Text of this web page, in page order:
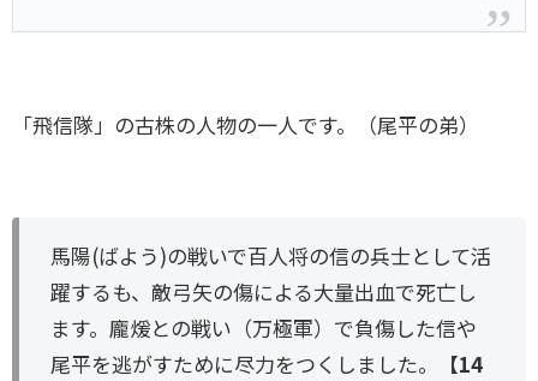
「飛信隊」の古株の人物の一人です。（尾平の弟）
馬陽(ばよう)の戦いで百人将の信の兵士として活
躍するも、敵弓矢の傷による大量出血で死亡し
ます。龐煖との戦い（万極軍）で負傷した信や
尾平を逃がすために尽力をつくしました。
【14